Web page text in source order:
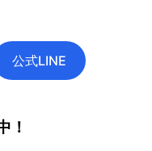
公式LINE
！